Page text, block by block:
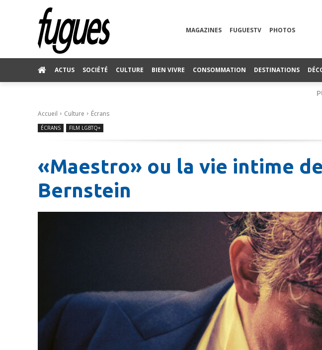
MAGAZINES FUGUESTV PHOTOS
ACTUS SOCIÉTÉ CULTURE BIEN VIVRE CONSOMMATION DESTINATIONS
Accueil Culture Écrans
ÉCRANS FILM LGBTQ+
«Maestro» ou la vie intime
Bernstein